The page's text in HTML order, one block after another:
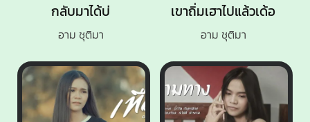
กลับมาได้บ่
อาม ชุติมา
เขาถิ่มเฮาไปแล้วเด้อ
อาม ชุติมา